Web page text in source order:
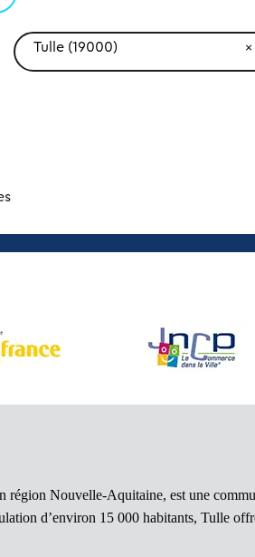
Tulle (19000)
région Nouvelle-Aquitaine, est une
d’environ 15 000 habitants, Tulle